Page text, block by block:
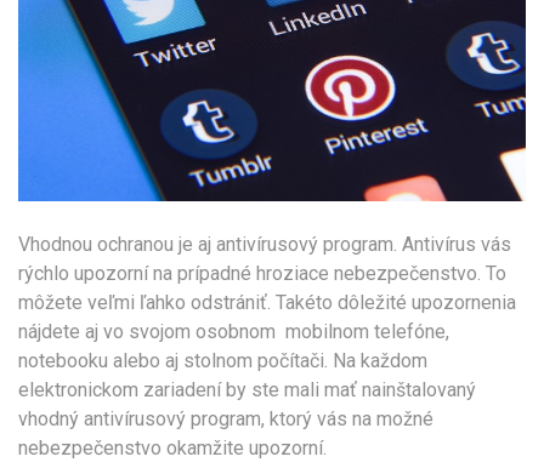
Vhodnou ochranou je aj antivírusový program. Antivírus vás
rýchlo upozorní na prípadné hroziace nebezpečenstvo. To
môžete veľmi ľahko odstrániť. Takéto dôležité upozornenia
nájdete aj vo svojom osobnom mobilnom telefóne,
notebooku alebo aj stolnom počítači. Na každom
elektronickom zariadení by ste mali mať nainštalovaný
vhodný antivírusový program, ktorý vás na možné
nebezpečenstvo okamžite upozorní.